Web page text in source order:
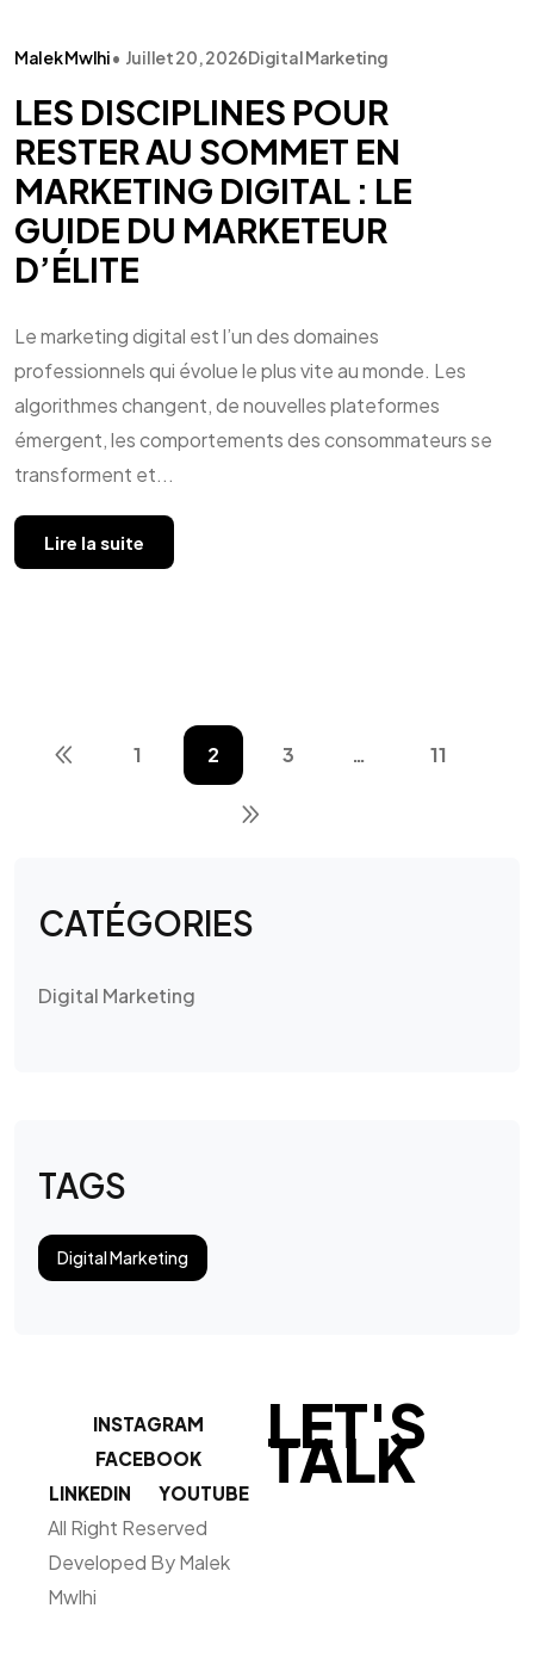
Malek Mwlhi• Juillet 20, 2026Digital Marketing
LES DISCIPLINES POUR
RESTER AU SOMMET EN
MARKETING DIGITAL : LE
GUIDE DU MARKETEUR
D’ÉLITE
Le marketing digital est l’un des domaines
professionnels qui évolue le plus vite au monde. Les
algorithmes changent, de nouvelles plateformes
émergent, les comportements des consommateurs se
transforment et...
Lire la suite
1 2 3 … 11
CATÉGORIES
Digital Marketing
TAGS
Digital Marketing
INSTAGRAM
FACEBOOK
LINKEDIN
YOUTUBE
All Right Reserved
Developed By Malek
Mwlhi
LET'S
TALK